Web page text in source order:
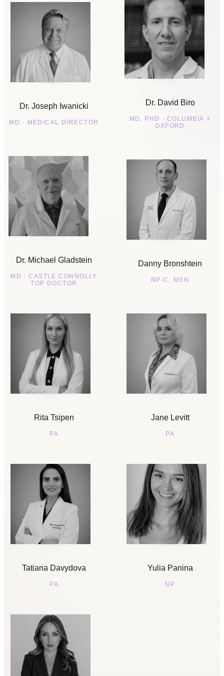
Dr. Joseph Iwanicki
MD · MEDICAL DIRECTOR
Dr. David Biro
MD, PHD · COLUMBIA +
OXFORD
Dr. Michael Gladstein
MD · CASTLE CONNOLLY
TOP DOCTOR
Danny Bronshtein
NP-C, MSN
Rita Tsipen
PA
Jane Levitt
PA
Tatiana Davydova
PA
Yulia Panina
NP